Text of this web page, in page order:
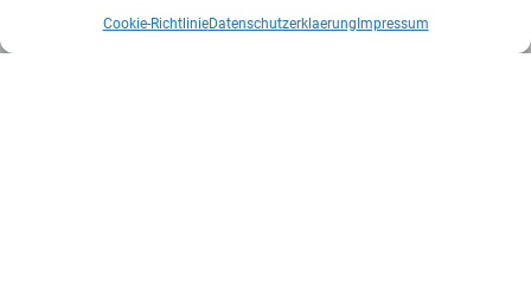
Cookie-RichtlinieDatenschutzerklaerung Impressum